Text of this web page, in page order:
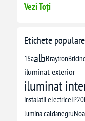
Vezi Toți
Etichete populare
16aalbBraytronBticino
iluminat exterior
iluminat
instalatii electriceIP20
lumina caldanegru